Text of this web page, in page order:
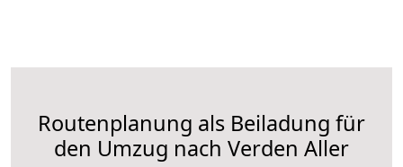
Routenplanung als Beiladung für
den Umzug nach Verden Aller